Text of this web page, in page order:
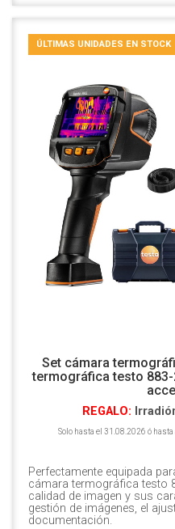
ÚLTIMAS UNIDADES EN STOCK
Set cámara
termográfica testo 883-
REGALO:
Solo hasta el 31.08.2026 ó
Perfectamente equipada
cámara termográfica testo
calidad de imagen y sus
gestión de imágenes, el
documentación.